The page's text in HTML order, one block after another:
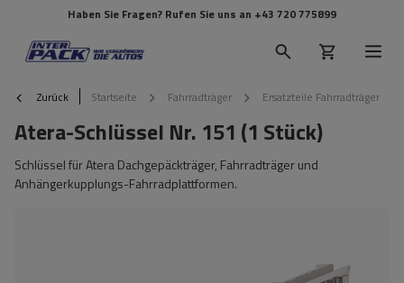
Haben Sie Fragen? Rufen Sie uns an +43 720 775899
Zurück Startseite Fahrradträger Ersatzteile Fahrradträger
Atera-Schlüssel Nr. 151 (1 Stück)
Schlüssel für Atera Dachgepäckträger, Fahrradträger und
Anhängerkupplungs-Fahrradplattformen.